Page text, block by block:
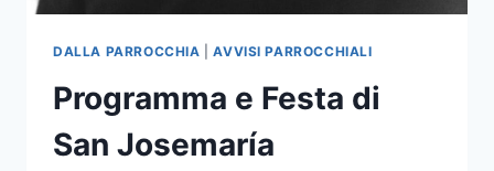
DALLA PARROCCHIA |AVVISI PARROCCHIALI
Programma e Festa di
San Josemaría